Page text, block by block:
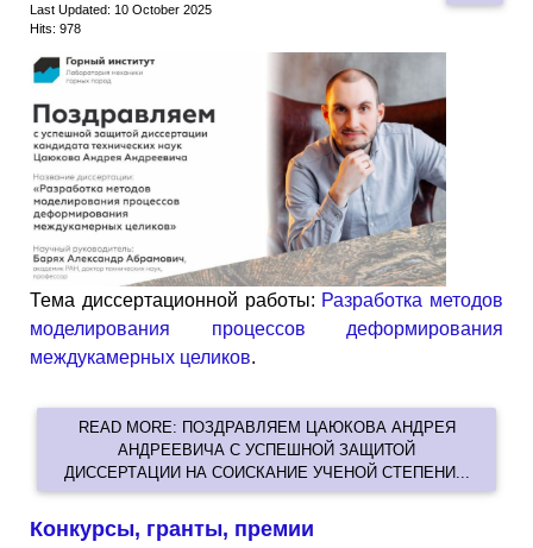
Last Updated: 10 October 2025
Hits: 978
Тема диссертационной работы: Разработка методов
моделирования процессов деформирования
междукамерных целиков.
READ MORE: ПОЗДРАВЛЯЕМ ЦАЮКОВА АНДРЕЯ
АНДРЕЕВИЧА С УСПЕШНОЙ ЗАЩИТОЙ
ДИССЕРТАЦИИ НА СОИСКАНИЕ УЧЕНОЙ СТЕПЕНИ...
Конкурсы, гранты, премии